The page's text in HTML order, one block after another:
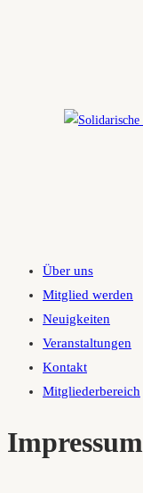
Über uns
Mitglied werden
Neuigkeiten
Veranstaltungen
Kontakt
Mitgliederbereich
Impressum